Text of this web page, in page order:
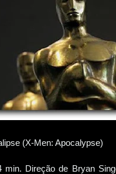
(X-Men: Apocalypse)
min. Direção de Bryan